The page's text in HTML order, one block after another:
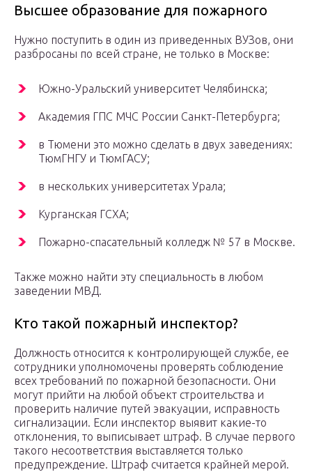
Высшее образование для пожарного
Нужно поступить в один из приведенных ВУЗов, они
разбросаны по всей стране, не только в Москве:
Южно-Уральский университет Челябинска;
Академия ГПС МЧС России Санкт-Петербурга;
в Тюмени это можно сделать в двух заведениях:
ТюмГНГУ и ТюмГАСУ;
в нескольких университетах Урала;
Курганская ГСХА;
Пожарно-спасательный колледж № 57 в Москве.
Также можно найти эту специальность в любом
заведении МВД.
Кто такой пожарный инспектор?
Должность относится к контролирующей службе, ее
сотрудники уполномочены проверять соблюдение
всех требований по пожарной безопасности. Они
могут прийти на любой объект строительства и
проверить наличие путей эвакуации, исправность
сигнализации. Если инспектор выявит какие-то
отклонения, то выписывает штраф. В случае первого
такого несоответствия выставляется только
предупреждение. Штраф считается крайней мерой.